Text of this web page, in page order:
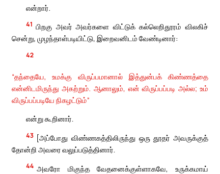
என்றார்.
41 பிறகு அவர் அவர்களை விட்டுக் கல்லெறிதூரம் விலகிச்
சென்று, முழந்தாள்படியிட்டு, இறைவனிடம் வேண்டினார்:
42
“தந்தையே, உமக்கு விருப்பமானால் இத்துன்பக் கிண்ணத்தை
என்னிடமிருந்து அகற்றும். ஆனாலும், என் விருப்பப்படி அல்ல; உம்
விருப்பப்படியே நிகழட்டும்”
என்று கூறினார்.
43 [அப்போது விண்ணகத்திலிருந்து ஒரு தூதர் அவருக்குத்
தோன்றி அவரை வலுப்படுத்தினார்.
44 அவரோ மிகுந்த வேதனைக்குள்ளாகவே, உருக்கமாய்